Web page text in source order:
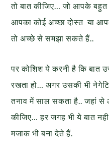
तो बात कीजिए… जो आपके बहुत
आपका कोई अच्छा दोस्त या
तो अच्छे से समझा सकते हैं..
पर कोशिश ये करनी है कि बात
रखता हो… अगर उसकी भी
तनाव में साल सकता है.. जहां से
कीजिए… हर जगह भी ये बात
मजाक भी बना देते हैं.